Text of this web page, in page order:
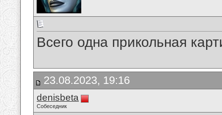
Всего одна прикольная
23.08.2023, 19:16
denisbeta
Собеседник